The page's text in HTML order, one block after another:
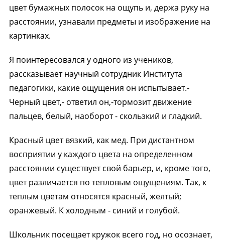
цвет бумажных полосок на ощупь и, держа руку на
расстоянии, узнавали предметы и изображение на
картинках.
Я поинтересовался у одного из учеников,
рассказывает научный сотрудник Института
педагогики, какие ощущения он испытывает.-
Черный цвет,- ответил он,-тормозит движение
пальцев, белый, наоборот - скользкий и гладкий.
Красный цвет вязкий, как мед. При дистантном
восприятии у каждого цвета на определенном
расстоянии существует свой барьер, и, кроме того,
цвет различается по тепловым ощущениям. Так, к
теплым цветам относятся красный, желтый;
оранжевый. К холодным - синий и голубой.
Школьник посещает кружок всего год, но осознает,